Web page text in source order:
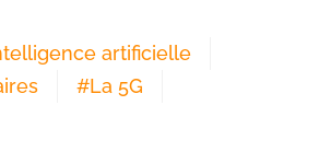
artificielle
#La 5G